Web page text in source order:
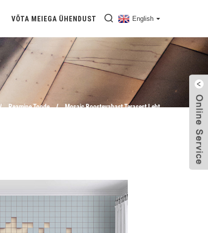
VÕTA MEIEGA ÜHENDUST English
Peamine Toode Mosaic Roostevabast Terasest Leht